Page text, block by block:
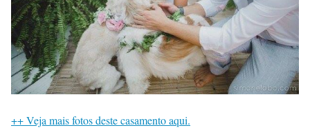
++ Veja mais fotos deste casamento aqui.